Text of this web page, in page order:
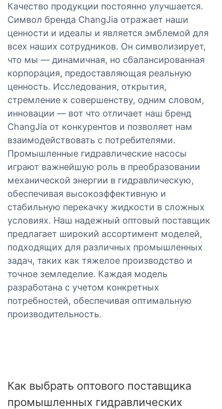
Качество продукции постоянно улучшается.
Символ бренда ChangJia отражает наши
ценности и идеалы и является эмблемой для
всех наших сотрудников. Он символизирует,
что мы — динамичная, но сбалансированная
корпорация, предоставляющая реальную
ценность. Исследования, открытия,
стремление к совершенству, одним словом,
инновации — вот что отличает наш бренд
ChangJia от конкурентов и позволяет нам
взаимодействовать с потребителями.
Промышленные гидравлические насосы
играют важнейшую роль в преобразовании
механической энергии в гидравлическую,
обеспечивая высокоэффективную и
стабильную перекачку жидкости в сложных
условиях. Наш надежный оптовый поставщик
предлагает широкий ассортимент моделей,
подходящих для различных промышленных
задач, таких как тяжелое производство и
точное земледелие. Каждая модель
разработана с учетом конкретных
потребностей, обеспечивая оптимальную
производительность.
Как выбрать оптового поставщика
промышленных гидравлических